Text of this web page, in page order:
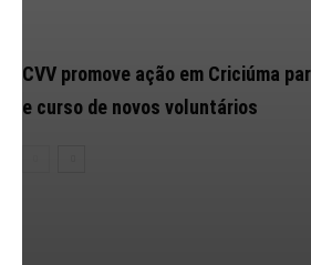
CVV promove ação em Criciúma
e curso de novos voluntários